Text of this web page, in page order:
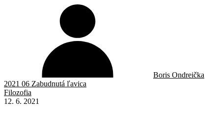
Boris Ondreička
2021 06 Zabudnutá ľavica
Filozofia
12. 6. 2021